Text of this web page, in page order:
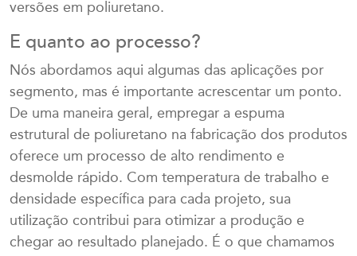
versões em poliuretano.
E quanto ao processo?
Nós abordamos aqui algumas das aplicações por
segmento, mas é importante acrescentar um ponto.
De uma maneira geral, empregar a espuma
estrutural de poliuretano na fabricação dos produtos
oferece um processo de alto rendimento e
desmolde rápido. Com temperatura de trabalho e
densidade específica para cada projeto, sua
utilização contribui para otimizar a produção e
chegar ao resultado planejado. É o que chamamos